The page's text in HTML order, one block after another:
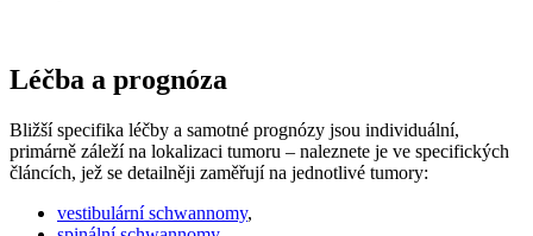
Léčba a prognóza
Bližší specifika léčby a samotné prognózy jsou individuální,
primárně záleží na lokalizaci tumoru – naleznete je ve specifických
článcích, jež se detailněji zaměřují na jednotlivé tumory:
vestibulární schwannomy,